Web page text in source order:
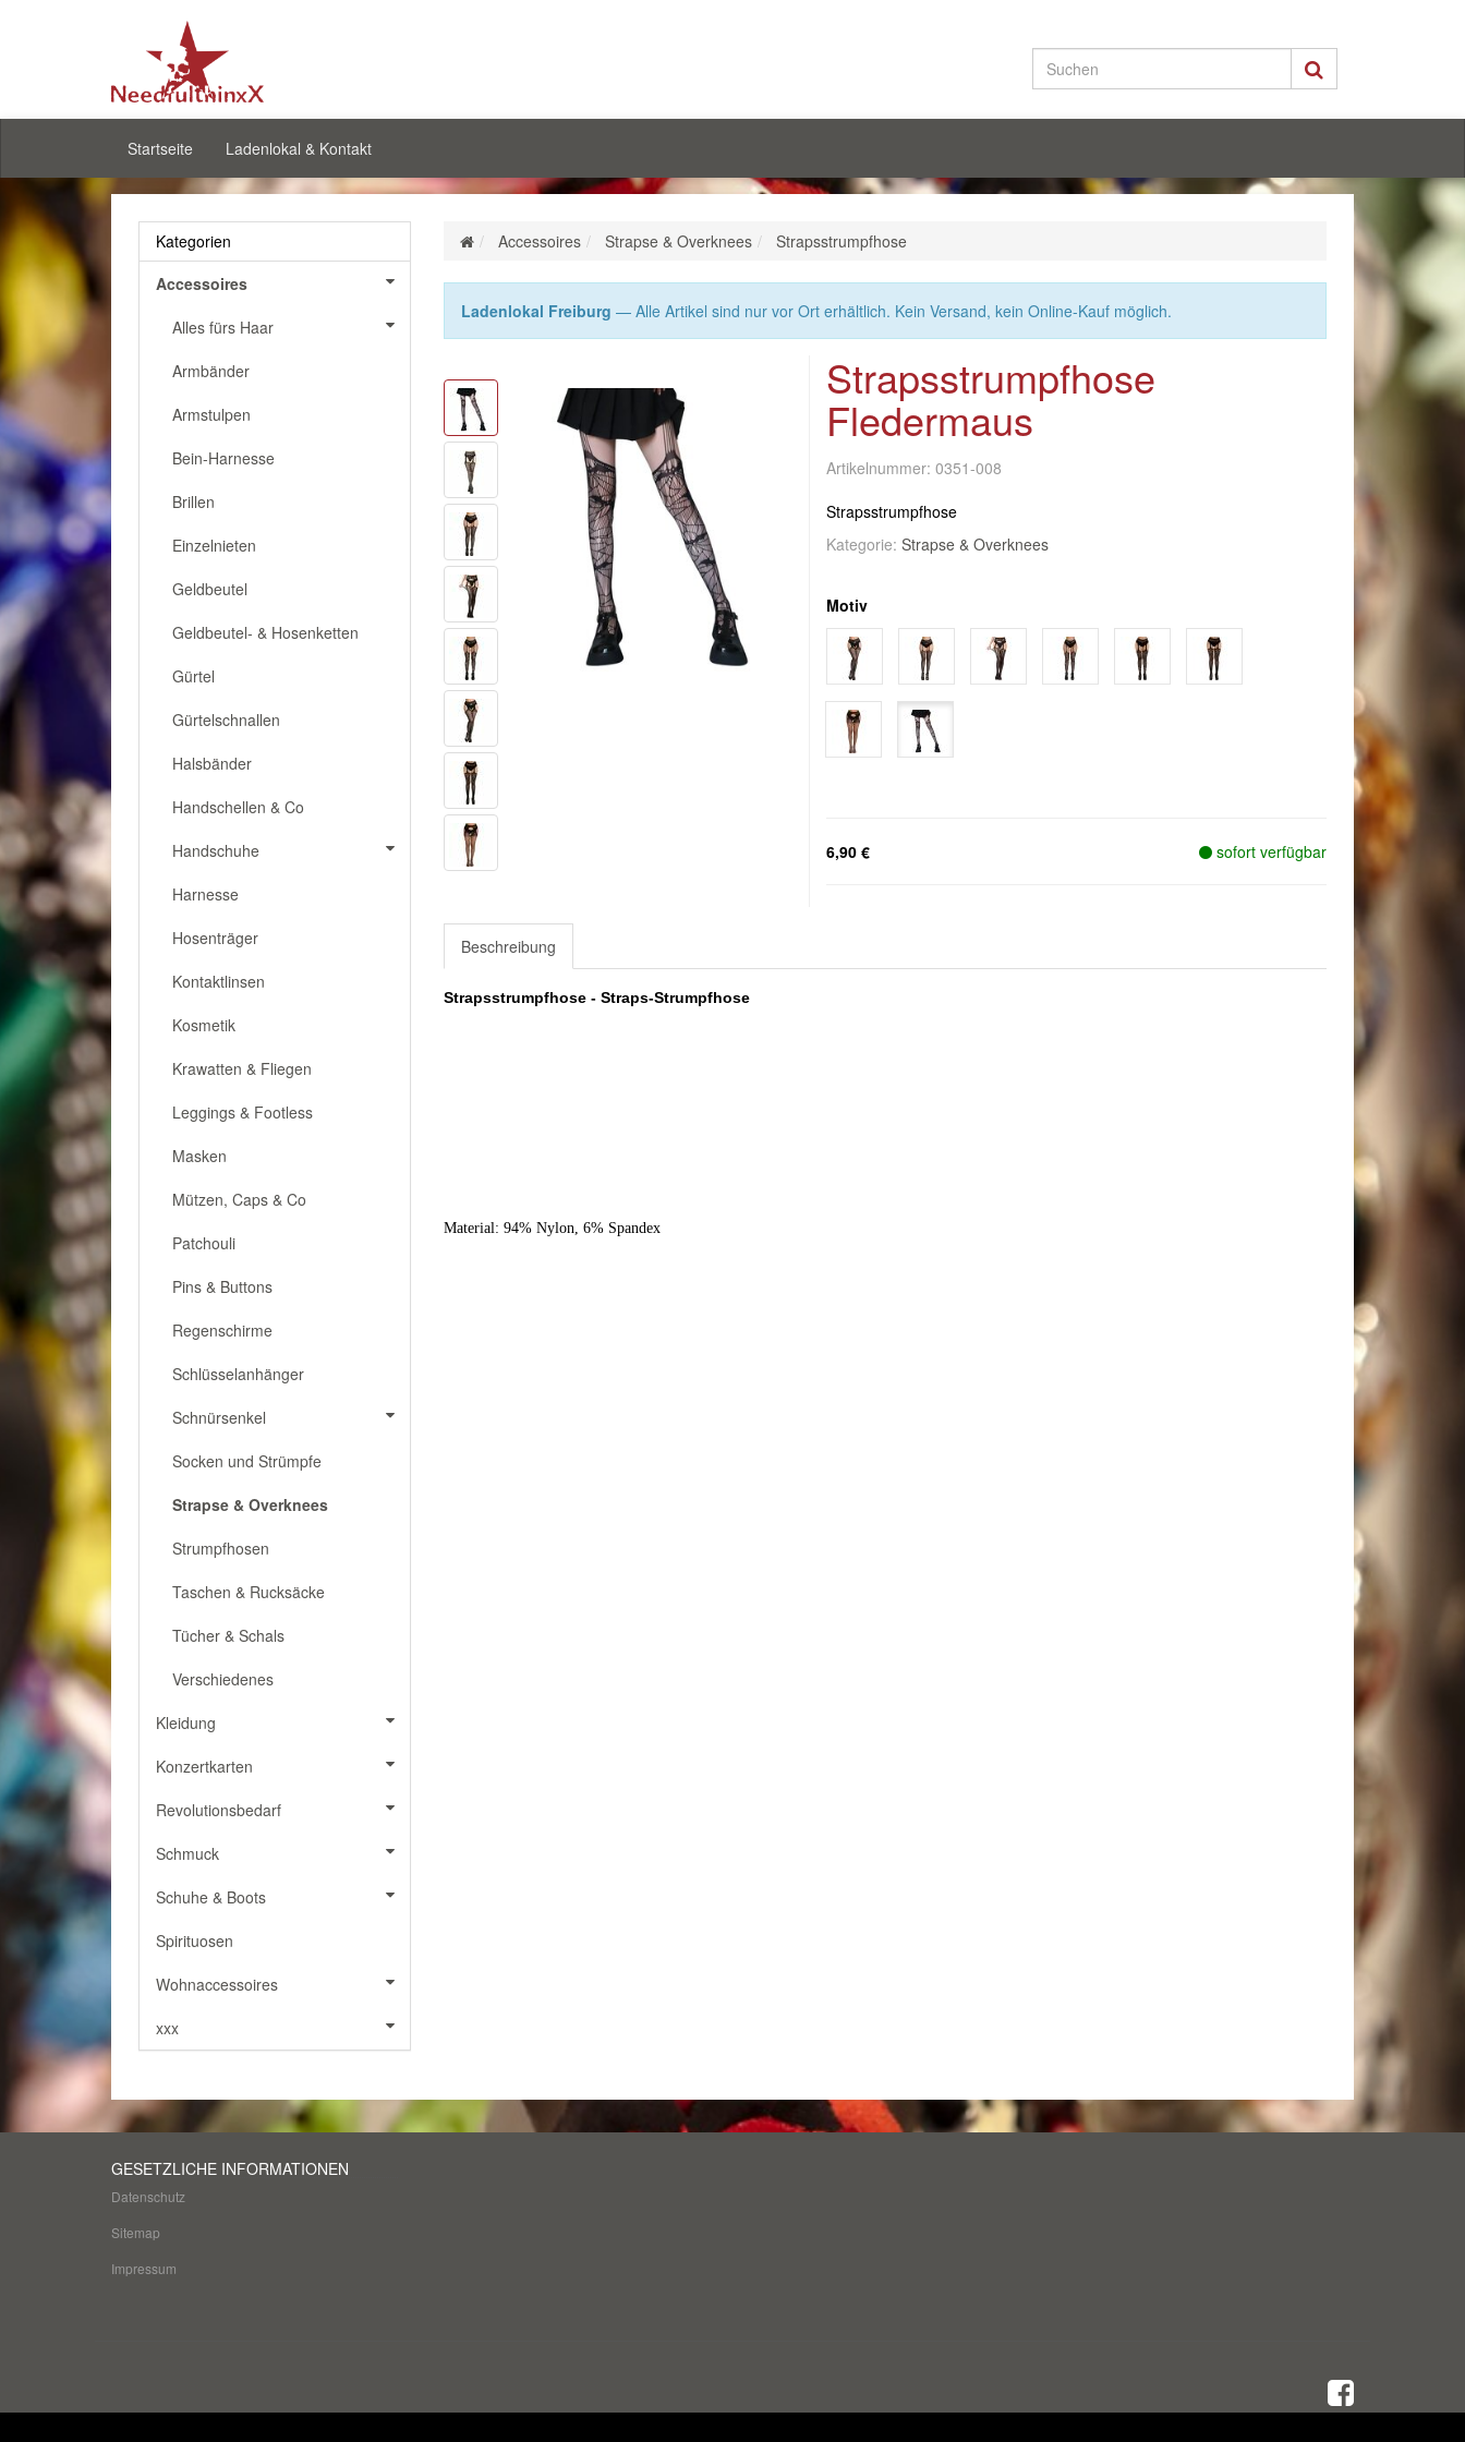
Startseite Ladenlokal & Kontakt
Accessoires Strapse & Overknees Strapsstrumpfhose
Ladenlokal Freiburg — Alle Artikel sind nur vor Ort erhältlich. Kein Versand, kein Online-Kauf möglich.
Strapsstrumpfhose
Fledermaus
Artikelnummer: 0351-008
Strapsstrumpfhose
Kategorie: Strapse & Overknees
Motiv
6,90 € sofort verfügbar
Beschreibung
Strapsstrumpfhose - Straps-Strumpfhose
Material: 94% Nylon, 6% Spandex
Kategorien
Accessoires
Alles fürs Haar
Armbänder
Armstulpen
Bein-Harnesse
Brillen
Einzelnieten
Geldbeutel
Geldbeutel- & Hosenketten
Gürtel
Gürtelschnallen
Halsbänder
Handschellen & Co
Handschuhe
Harnesse
Hosenträger
Kontaktlinsen
Kosmetik
Krawatten & Fliegen
Leggings & Footless
Masken
Mützen, Caps & Co
Patchouli
Pins & Buttons
Regenschirme
Schlüsselanhänger
Schnürsenkel
Socken und Strümpfe
Strapse & Overknees
Strumpfhosen
Taschen & Rucksäcke
Tücher & Schals
Verschiedenes
Kleidung
Konzertkarten
Revolutionsbedarf
Schmuck
Schuhe & Boots
Spirituosen
Wohnaccessoires
xxx
GESETZLICHE INFORMATIONEN
Datenschutz
Sitemap
Impressum